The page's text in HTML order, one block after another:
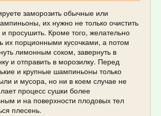
заморозить обычные или
их нужно не только очистить
просушить. Кроме того, желательно
их порционными кусочками, а потом
лимонным соком, завернуть в
и отправить в морозилку. Перед
и крупные шампиньоны только
и мусора, но ни в коем случае не
процесс сушки более
и на поверхности плодовых тел
плесень.